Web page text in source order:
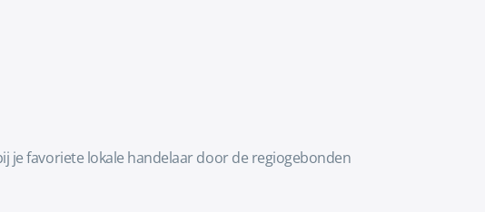
je favoriete lokale handelaar door de regiogebonden